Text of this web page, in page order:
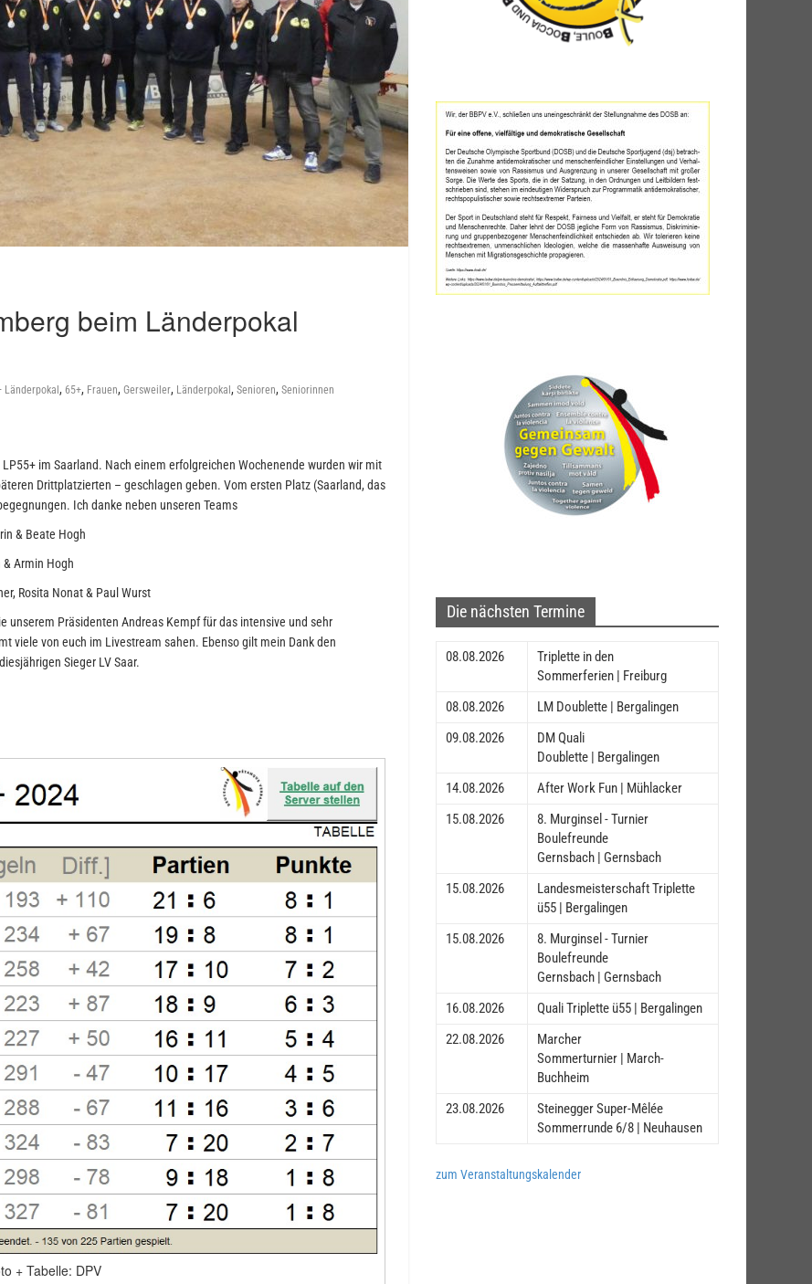
beim Länderpokal
Länderpokal , 65+, Frauen, Gersweiler, Länderpokal , Senioren, Seniorinnen
im Saarland. Nach einem erfolgreichen Wochenende wurden wir mit
Drittplatzierten – geschlagen geben. Vom ersten Platz (Saarland, das
Ich danke neben unseren Teams
& Beate Hogh
Armin Hogh
Rosita Nonat & Paul Wurst
unserem Präsidenten Andreas Kempf für das intensive und sehr
viele von euch im Livestream sahen. Ebenso gilt mein Dank den
Sieger LV Saar.
+ Tabelle: DPV
Die nächsten Termine
08.08.2026
Triplette in den
Sommerferien | Freiburg
08.08.2026
LM Doublette | Bergalingen
09.08.2026
DM Quali
Doublette | Bergalingen
14.08.2026
After Work Fun | Mühlacker
15.08.2026
8. Murginsel - Turnier
Boulefreunde
Gernsbach | Gernsbach
15.08.2026
Landesmeisterschaft Triplette
ü55 | Bergalingen
15.08.2026
8. Murginsel - Turnier
Boulefreunde
Gernsbach | Gernsbach
16.08.2026
Quali Triplette ü55 | Bergalingen
22.08.2026
Marcher
Sommerturnier | March-
Buchheim
23.08.2026
Steinegger Super-Mêlée
Sommerrunde 6/8 | Neuhausen
zum Veranstaltungskalender